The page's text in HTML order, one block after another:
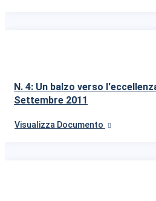
N. 4: Un balzo verso
Settembre 2011
Visualizza Documento